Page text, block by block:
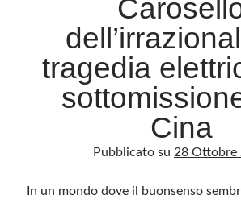
Archivio
Archivitragedia
Cina
Pubblicato su 28 Ottobre
In un mondo dove il buonsenso